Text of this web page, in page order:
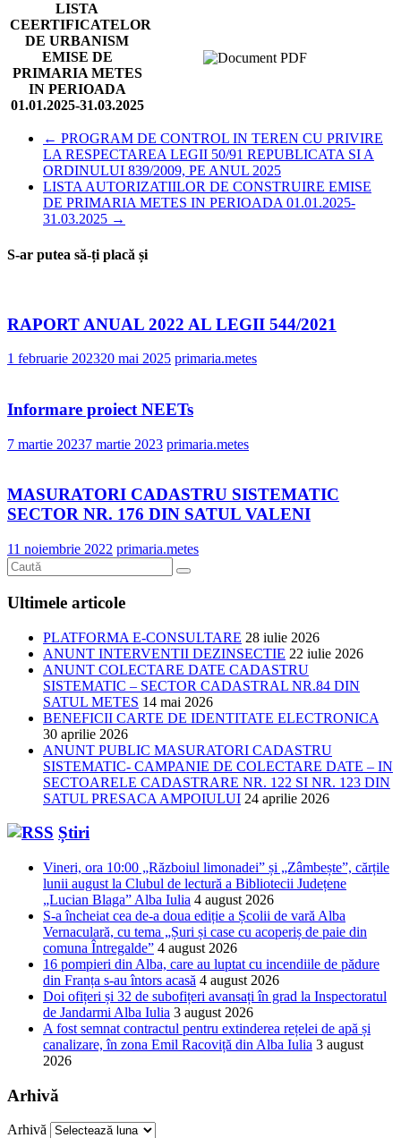
LISTA
CEERTIFICATELOR
DE URBANISM
EMISE DE
PRIMARIA METES
IN PERIOADA
01.01.2025-31.03.2025
← PROGRAM DE CONTROL IN TEREN CU PRIVIRE
LA RESPECTAREA LEGII 50/91 REPUBLICATA SI A
ORDINULUI 839/2009, PE ANUL 2025
LISTA AUTORIZATIILOR DE CONSTRUIRE EMISE
DE PRIMARIA METES IN PERIOADA 01.01.2025-
31.03.2025 →
S-ar putea să-ți placă și
RAPORT ANUAL 2022 AL LEGII 544/2021
1 februarie 202320 mai 2025 primaria.metes
Informare proiect NEETs
7 martie 20237 martie 2023 primaria.metes
MASURATORI CADASTRU SISTEMATIC
SECTOR NR. 176 DIN SATUL VALENI
11 noiembrie 2022 primaria.metes
Ultimele articole
PLATFORMA E-CONSULTARE 28 iulie 2026
ANUNT INTERVENTII DEZINSECTIE 22 iulie 2026
ANUNT COLECTARE DATE CADASTRU
SISTEMATIC – SECTOR CADASTRAL NR.84 DIN
SATUL METES 14 mai 2026
BENEFICII CARTE DE IDENTITATE ELECTRONICA
30 aprilie 2026
ANUNT PUBLIC MASURATORI CADASTRU
SISTEMATIC- CAMPANIE DE COLECTARE DATE – IN
SECTOARELE CADASTRARE NR. 122 SI NR. 123 DIN
SATUL PRESACA AMPOIULUI 24 aprilie 2026
Știri
Vineri, ora 10:00 „Războiul limonadei” și „Zâmbește”, cărțile
lunii august la Clubul de lectură a Bibliotecii Județene
„Lucian Blaga” Alba Iulia 4 august 2026
S-a încheiat cea de-a doua ediție a Școlii de vară Alba
Vernaculară, cu tema „Șuri și case cu acoperiș de paie din
comuna Întregalde” 4 august 2026
16 pompieri din Alba, care au luptat cu incendiile de pădure
din Franța s-au întors acasă 4 august 2026
Doi ofițeri și 32 de subofițeri avansați în grad la Inspectoratul
de Jandarmi Alba Iulia 3 august 2026
A fost semnat contractul pentru extinderea rețelei de apă și
canalizare, în zona Emil Racoviță din Alba Iulia 3 august
2026
Arhivă
Arhivă